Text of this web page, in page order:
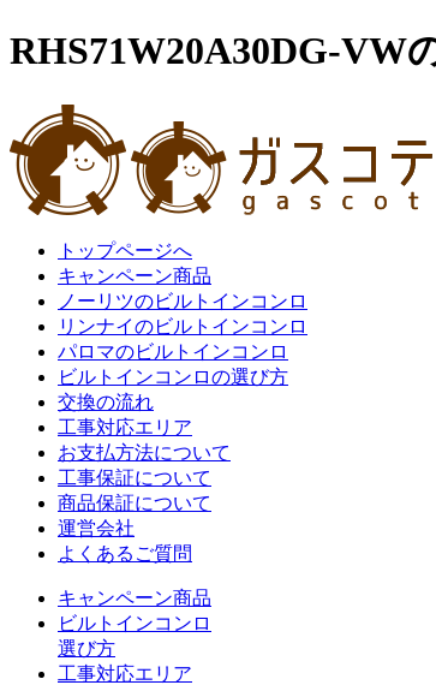
RHS71W20A30DG-VW
トップページへ
キャンペーン商品
ノーリツのビルトインコンロ
リンナイのビルトインコンロ
パロマのビルトインコンロ
ビルトインコンロの選び方
交換の流れ
工事対応エリア
お支払方法について
工事保証について
商品保証について
運営会社
よくあるご質問
キャンペーン商品
ビルトインコンロ
選び方
工事対応エリア